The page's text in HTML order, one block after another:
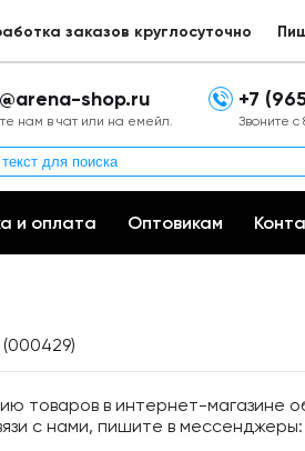
заказов круглосуточно
shop.ru
нам в чат или на емейл.
+7
Звоните
и оплата Оптовикам
(000429)
товаров в интернет-магазине
с нами, пишите в